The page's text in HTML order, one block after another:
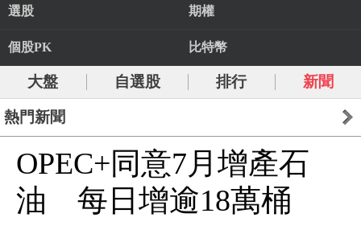
選股 期權
個股PK 比特幣
大盤 自選股 排行 新聞
熱門新聞
OPEC+同意7月增產石
油 每日增逾18萬桶